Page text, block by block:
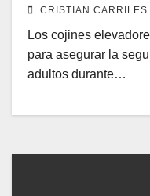
CRISTIAN CARRILES
Los cojines
para asegurar la
adultos durante…